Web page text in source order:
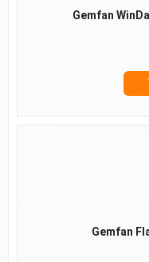
Gemfan
Gemfan